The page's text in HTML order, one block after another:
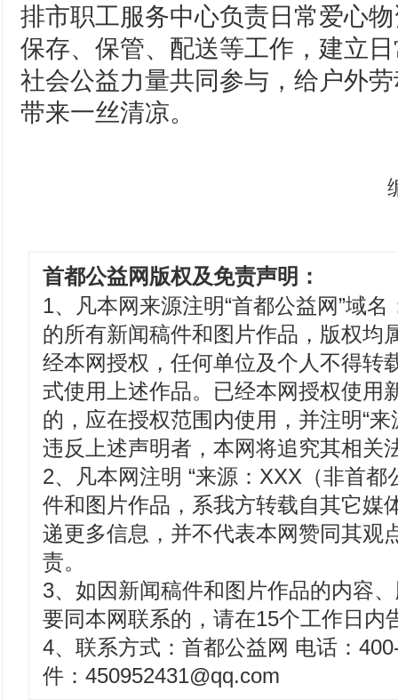
排市职工服务中心负责日常爱心
保存、保管、配送等工作，建立
社会公益力量共同参与，给户外
带来一丝清凉。
首都公益网版权及免责声明：
1、凡本网来源注明“首都公益网”域名
的所有新闻稿件和图片作品，版权均
经本网授权，任何单位及个人不得转
式使用上述作品。已经本网授权使用
的，应在授权范围内使用，并注明“
违反上述声明者，本网将追究其相关
2、凡本网注明 “来源：XXX（非首都
件和图片作品，系我方转载自其它媒
递更多信息，并不代表本网赞同其观
责。
3、如因新闻稿件和图片作品的内容
要同本网联系的，请在15个工作日内
4、联系方式：首都公益网 电话：
件：450952431@qq.com